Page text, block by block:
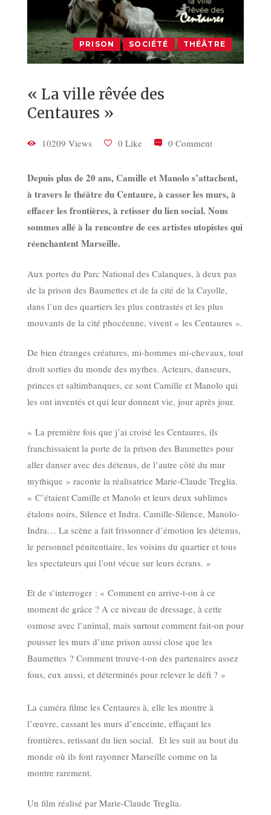
PRISON SOCIÉTÉ THÉÂTRE
« La ville rêvée des
Centaures »
10209 Views 0 Like 0 Comment
Depuis plus de 20 ans, Camille et Manolo s’attachent,
à travers le théâtre du Centaure, à casser les murs, à
effacer les frontières, à retisser du lien social. Nous
sommes allé à la rencontre de ces artistes utopistes qui
réenchantent Marseille.
Aux portes du Parc National des Calanques, à deux pas
de la prison des Baumettes et de la cité de la Cayolle,
dans l’un des quartiers les plus contrastés et les plus
mouvants de la cité phocéenne, vivent « les Centaures ».
De bien étranges créatures, mi-hommes mi-chevaux, tout
droit sorties du monde des mythes. Acteurs, danseurs,
princes et saltimbanques, ce sont Camille et Manolo qui
les ont inventés et qui leur donnent vie, jour après jour.
« La première fois que j’ai croisé les Centaures, ils
franchissaient la porte de la prison des Baumettes pour
aller danser avec des détenus, de l’autre côté du mur
mythique » raconte la réalisatrice Marie-Claude Treglia.
« C’étaient Camille et Manolo et leurs deux sublimes
étalons noirs, Silence et Indra. Camille-Silence, Manolo-
Indra… La scène a fait frissonner d’émotion les détenus,
le personnel pénitentiaire, les voisins du quartier et tous
les spectateurs qui l’ont vécue sur leurs écrans. »
Et de s’interroger : « Comment en arrive-t-on à ce
moment de grâce ? A ce niveau de dressage, à cette
osmose avec l’animal, mais surtout comment fait-on pour
pousser les murs d’une prison aussi close que les
Baumettes ? Comment trouve-t-on des partenaires assez
fous, eux aussi, et déterminés pour relever le défi ? »
La caméra filme les Centaures à, elle les montre à
l’œuvre, cassant les murs d’enceinte, effaçant les
frontières, retissant du lien social. Et les suit au bout du
monde où ils font rayonner Marseille comme on la
montre rarement.
Un film réalisé par Marie-Claude Treglia.